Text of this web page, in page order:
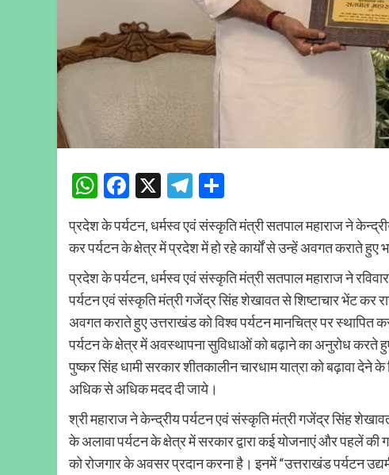
WhatsApp
Facebook
X Telegram
प्रदेश के पर्यटन, धर्मस्व एवं संस्कृति मंत्री सतपाल महाराज ने
कर पर्यटन के क्षेत्र में प्रदेश में हो रहे कार्यों से उन्हें अवगत कराते हुए
प्रदेश के पर्यटन, धर्मस्व एवं संस्कृति मंत्री सतपाल महाराज ने
पर्यटन एवं संस्कृति मंत्री गजेंद्र सिंह शेखावत से शिष्टाचार भेंट कर
अवगत कराते हुए उत्तराखंड को विश्व पर्यटन मानचित्र पर स्थापित
पर्यटन के क्षेत्र में अवस्थापना सुविधाओं को बढ़ाने का अनुरोध करते
पुष्कर सिंह धामी सरकार शीतकालीन चारधाम यात्रा को बढ़ावा
अधिक से अधिक मदद दी जाये।
श्री महाराज ने केन्द्रीय पर्यटन एवं संस्कृति मंत्री गजेंद्र सिंह
के अलावा पर्यटन के क्षेत्र में सरकार द्वारा कई योजनाएं और पहलें की
को रोजगार के अवसर प्रदान करना है। इनमें “उत्तराखंड पर्यटन